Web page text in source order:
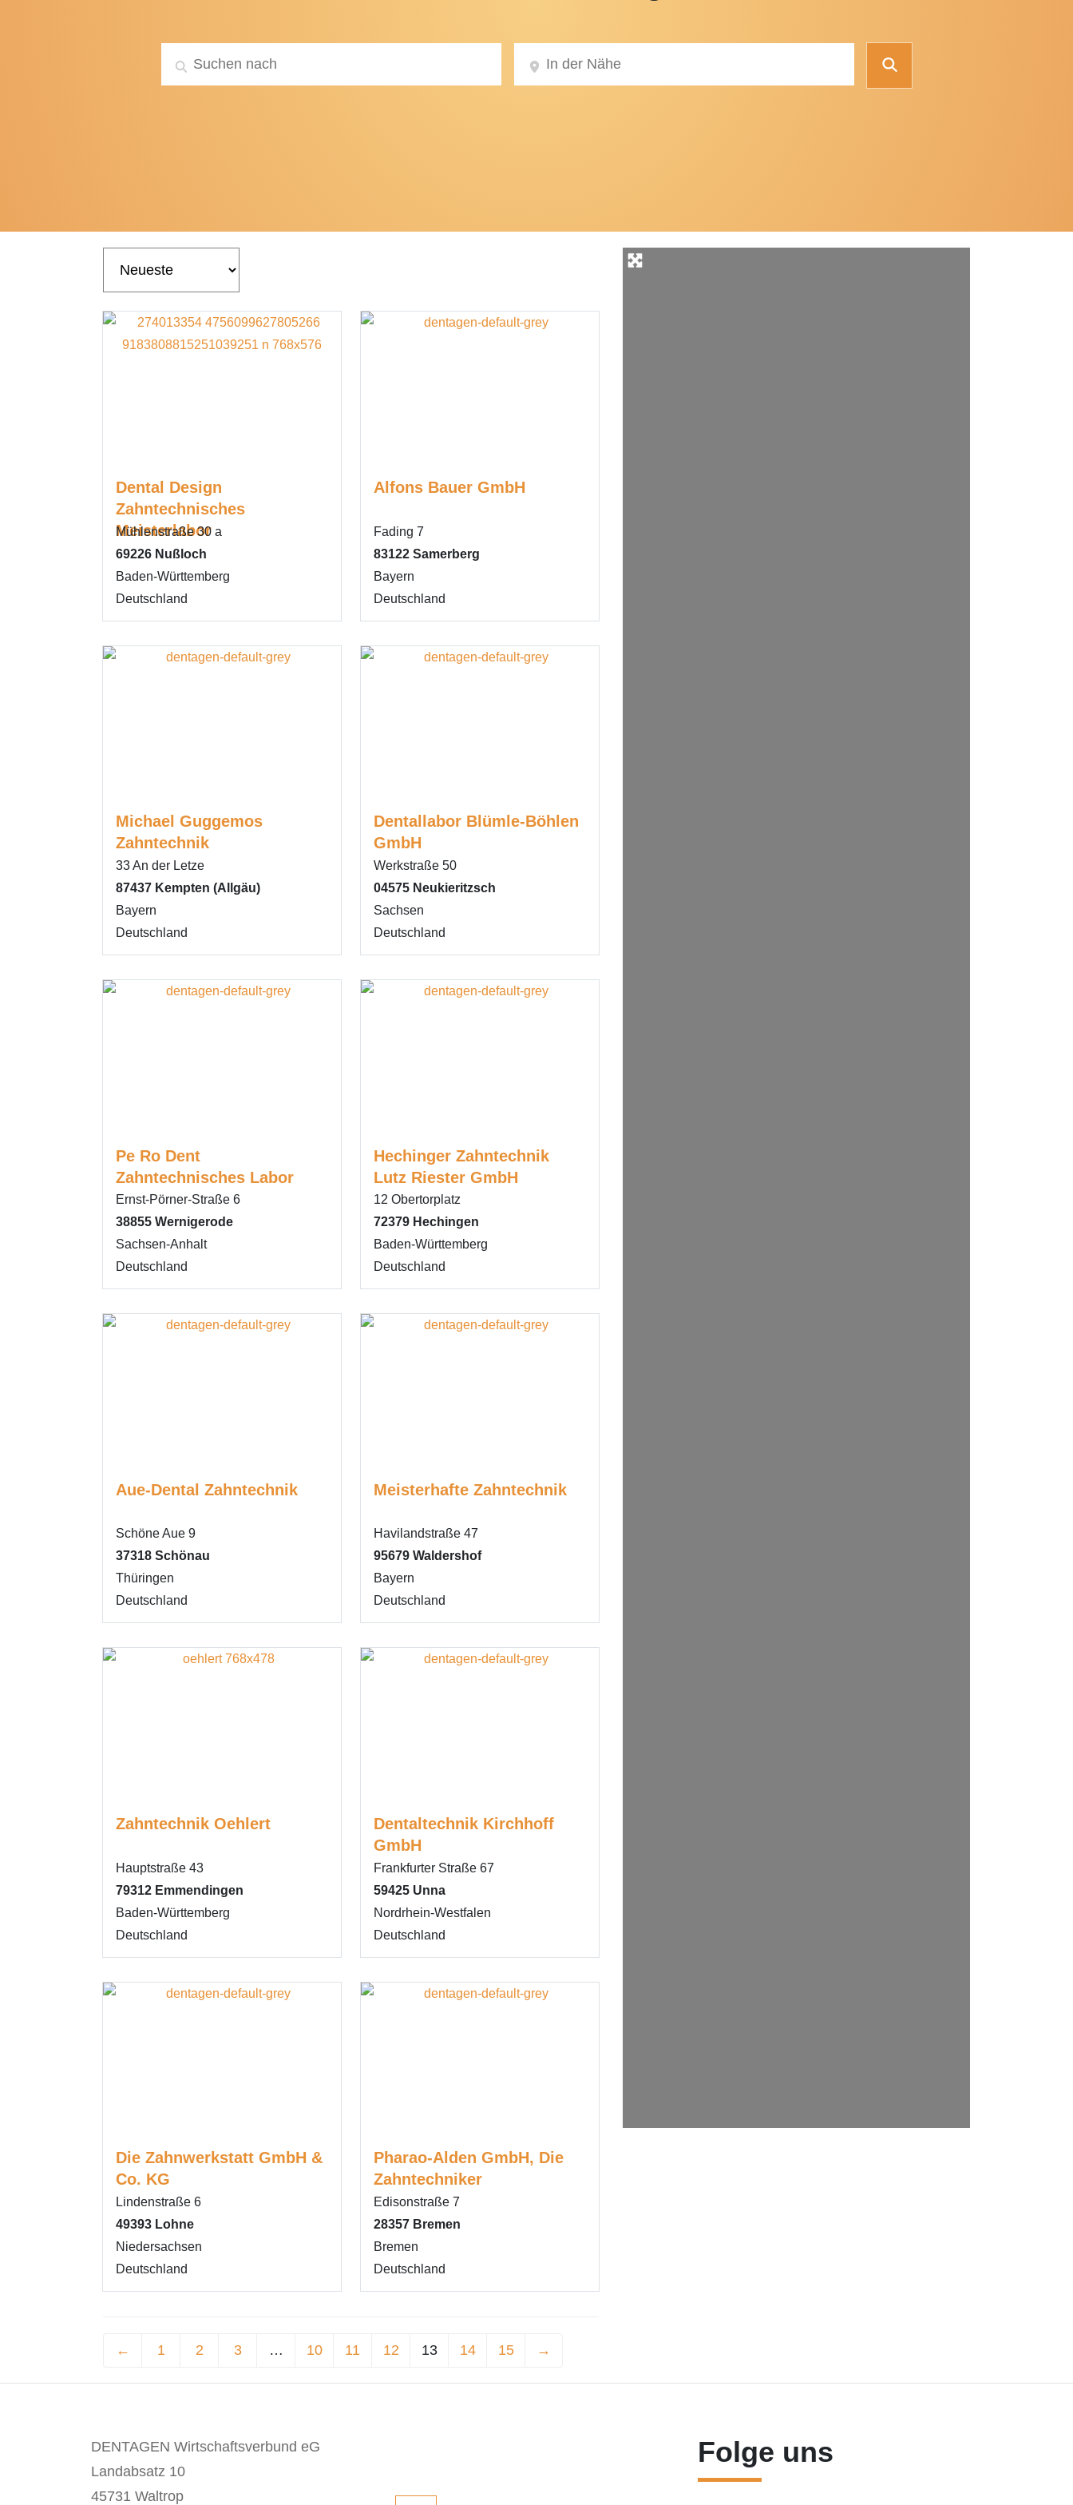
Dental Design
Zahntechnisches
Meisterlabor
Mühlenstraße 30 a
69226 Nußloch
Baden-Württemberg
Deutschland
Alfons Bauer GmbH
Fading 7
83122 Samerberg
Bayern
Deutschland
Michael Guggemos
Zahntechnik
33 An der Letze
87437 Kempten (Allgäu)
Bayern
Deutschland
Dentallabor Blümle-Böhlen
GmbH
Werkstraße 50
04575 Neukieritzsch
Sachsen
Deutschland
Pe Ro Dent
Zahntechnisches Labor
Ernst-Pörner-Straße 6
38855 Wernigerode
Sachsen-Anhalt
Deutschland
Hechinger Zahntechnik
Lutz Riester GmbH
12 Obertorplatz
72379 Hechingen
Baden-Württemberg
Deutschland
Aue-Dental Zahntechnik
Schöne Aue 9
37318 Schönau
Thüringen
Deutschland
Meisterhafte Zahntechnik
Havilandstraße 47
95679 Waldershof
Bayern
Deutschland
Zahntechnik Oehlert
Hauptstraße 43
79312 Emmendingen
Baden-Württemberg
Deutschland
Dentaltechnik Kirchhoff
GmbH
Frankfurter Straße 67
59425 Unna
Nordrhein-Westfalen
Deutschland
Die Zahnwerkstatt GmbH &
Co. KG
Lindenstraße 6
49393 Lohne
Niedersachsen
Deutschland
Pharao-Alden GmbH, Die
Zahntechniker
Edisonstraße 7
28357 Bremen
Bremen
Deutschland
← 1 2 3 … 10 11 12 13 14 15 →
DENTAGEN Wirtschaftsverbund eG
Landabsatz 10
45731 Waltrop
Folge uns